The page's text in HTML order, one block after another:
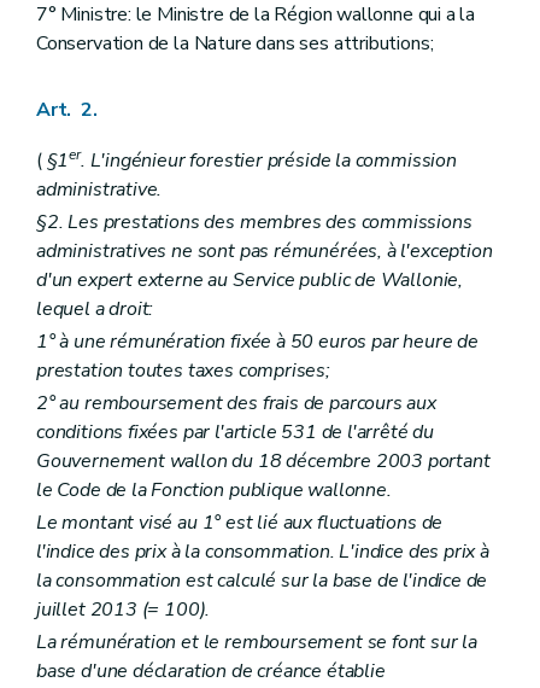
7° Ministre: le Ministre de la Région wallonne qui a la
Conservation de la Nature dans ses attributions;
Art. 2.
( §1er. L'ingénieur forestier préside la commission
administrative.
§2. Les prestations des membres des commissions
administratives ne sont pas rémunérées, à l'exception
d'un expert externe au Service public de Wallonie,
lequel a droit:
1° à une rémunération fixée à 50 euros par heure de
prestation toutes taxes comprises;
2° au remboursement des frais de parcours aux
conditions fixées par l'article 531 de l'arrêté du
Gouvernement wallon du 18 décembre 2003 portant
le Code de la Fonction publique wallonne.
Le montant visé au 1° est lié aux fluctuations de
l'indice des prix à la consommation. L'indice des prix à
la consommation est calculé sur la base de l'indice de
juillet 2013 (= 100).
La rémunération et le remboursement se font sur la
base d'une déclaration de créance établie